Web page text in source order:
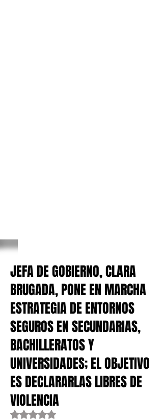
JEFA DE GOBIERNO, CLARA
BRUGADA, PONE EN MARCHA
ESTRATEGIA DE ENTORNOS
SEGUROS EN SECUNDARIAS,
BACHILLERATOS Y
UNIVERSIDADES; EL OBJETIVO
ES DECLARARLAS LIBRES DE
VIOLENCIA
Obtuvo NaN de 5 estrellas.